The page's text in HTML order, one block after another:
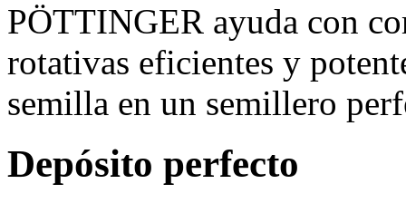
PÖTTINGER ayuda con
rotativas eficientes y
semilla en un semillero
Depósito perfecto